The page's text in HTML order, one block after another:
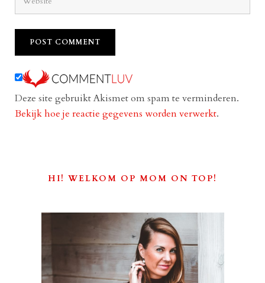
Deze site gebruikt Akismet om spam te verminderen.
Bekijk hoe je reactie gegevens worden verwerkt.
HI! WELKOM OP MOM ON TOP!